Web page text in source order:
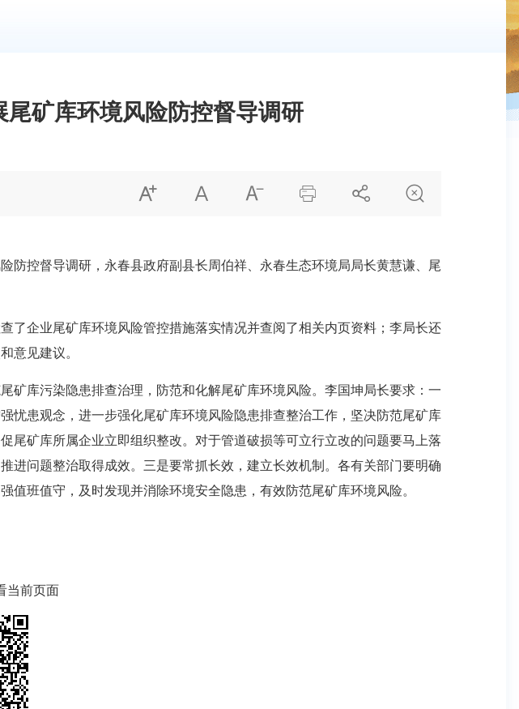
矿库环境风险防控督导调研
     
控督导调研，永春县政府副县长周伯祥、永春生态环境局局长黄慧谦、尾
企业尾矿库环境风险管控措施落实情况并查阅了相关内页资料；李局长还
意见建议。
库污染隐患排查治理，防范和化解尾矿库环境风险。李国坤局长要求：一
忧患观念，进一步强化尾矿库环境风险隐患排查整治工作，坚决防范尾矿库
尾矿库所属企业立即组织整改。对于管道破损等可立行立改的问题要马上落
进问题整治取得成效。三是要常抓长效，建立长效机制。各有关部门要明确
班值守，及时发现并消除环境安全隐患，有效防范尾矿库环境风险。
当前页面